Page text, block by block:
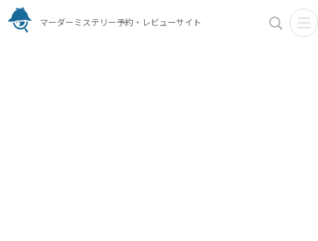
マーダーミステリー予約・レビューサイト